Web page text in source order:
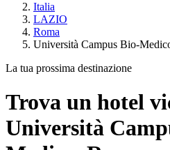
Italia
LAZIO
Roma
Università Campus Bio-
La tua prossima destinazione
Trova un hotel
Università